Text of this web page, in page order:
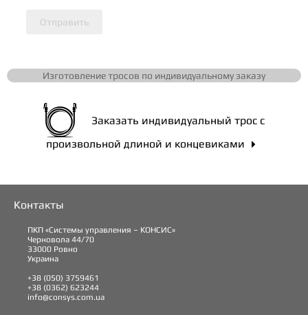
Отправить
Изготовление тросов по индивидуальному заказу
Заказать индивидуальный трос с
произвольной длиной и концевиками

Контакты
ПКП «Системы управления – КОНСИС»
Черновола 44/70
33000 Ровно
Украина
+38 (050) 3759461
+38 (0362) 623244
info@consys.com.ua